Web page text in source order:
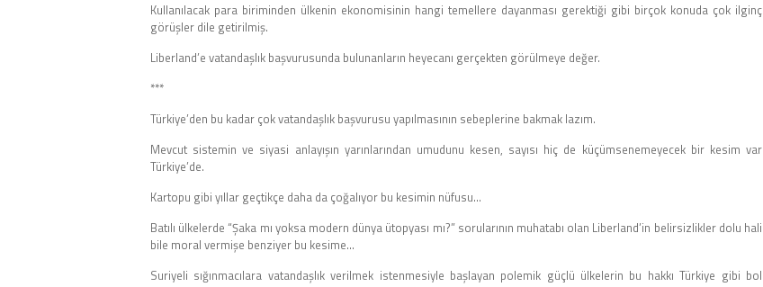
Kullanılacak para biriminden ülkenin ekonomisinin hangi temellere dayanması gerektiği gibi birçok konuda çok ilginç
görüşler dile getirilmiş.
Liberland’e vatandaşlık başvurusunda bulunanların heyecanı gerçekten görülmeye değer.
***
Türkiye’den bu kadar çok vatandaşlık başvurusu yapılmasının sebeplerine bakmak lazım.
Mevcut sistemin ve siyasi anlayışın yarınlarından umudunu kesen, sayısı hiç de küçümsenemeyecek bir kesim var
Türkiye’de.
Kartopu gibi yıllar geçtikçe daha da çoğalıyor bu kesimin nüfusu…
Batılı ülkelerde “Şaka mı yoksa modern dünya ütopyası mı?” sorularının muhatabı olan Liberland’in belirsizlikler dolu hali
bile moral vermişe benziyer bu kesime…
Suriyeli sığınmacılara vatandaşlık verilmek istenmesiyle başlayan polemik güçlü ülkelerin bu hakkı Türkiye gibi bol